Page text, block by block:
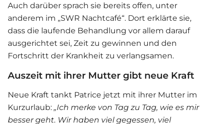
Auch darüber sprach sie bereits offen, unter
anderem im „SWR Nachtcafé“. Dort erklärte sie,
dass die laufende Behandlung vor allem darauf
ausgerichtet sei, Zeit zu gewinnen und den
Fortschritt der Krankheit zu verlangsamen.
Auszeit mit ihrer Mutter gibt neue Kraft
Neue Kraft tankt Patrice jetzt mit ihrer Mutter im
Kurzurlaub: „Ich merke von Tag zu Tag, wie es mir
besser geht. Wir haben viel gegessen, viel